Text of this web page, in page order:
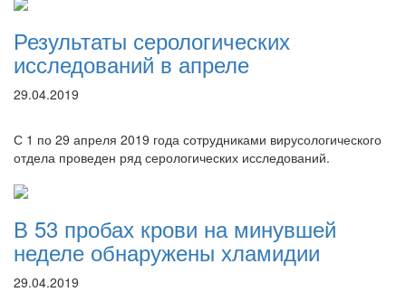
Результаты серологических
исследований в апреле
29.04.2019
С 1 по 29 апреля 2019 года сотрудниками вирусологического
отдела проведен ряд серологических исследований.
В 53 пробах крови на минувшей
неделе обнаружены хламидии
29.04.2019